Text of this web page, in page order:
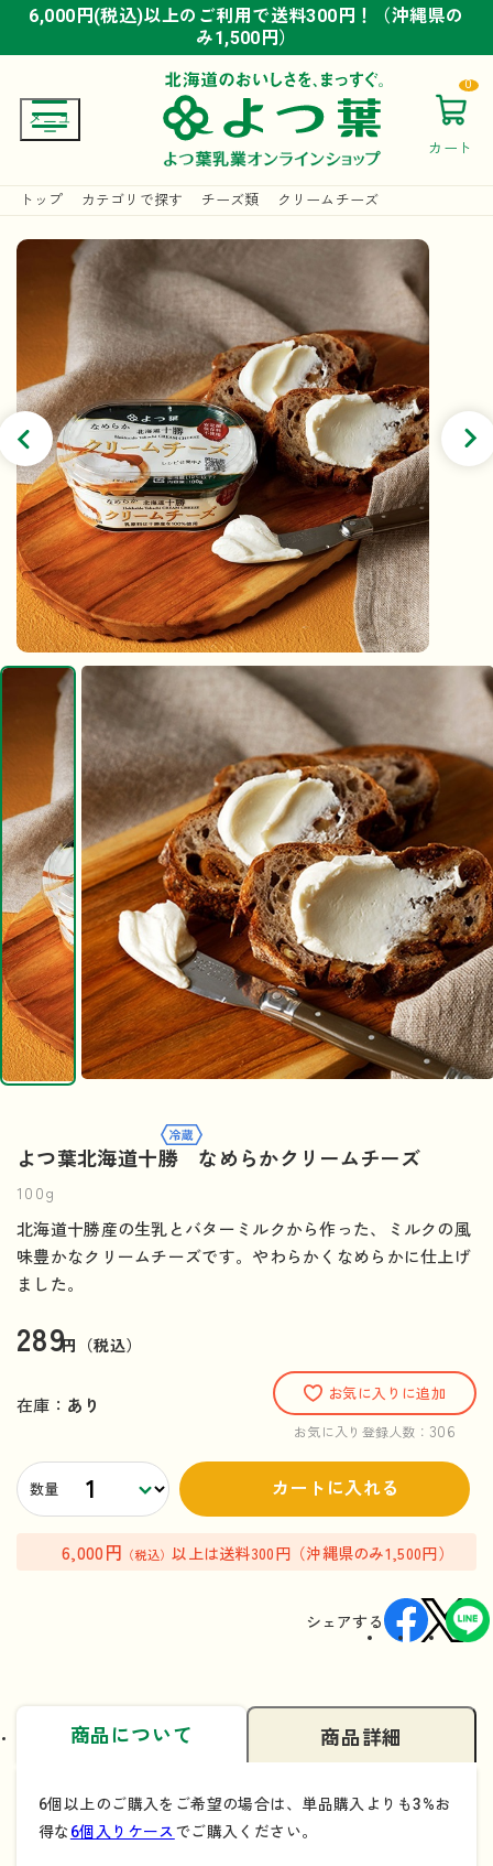
6,000円(税込)以上のご利用で送料300円！（沖縄県の
み1,500円）
6,000円(税込)以上のご利用で送料300円！（沖縄県の
み1,500円）
6,000円(税込)以上のご利用で送料300円！（沖縄県の
み1,500円）
カート
0
トップ カテゴリで探す チーズ類 クリームチーズ
よつ葉北海道十勝 なめらかクリームチーズ
100g
北海道十勝産の生乳とバターミルクから作った、ミルクの風
味豊かなクリームチーズです。やわらかくなめらかに仕上げ
ました。
289円（税込）
在庫： あり
お気に入りに追加
お気に入り登録人数： 306
数量 カートに入れる
6,000円 （税込）以上は送料300円（沖縄県のみ1,500円）
シェアする
商品について 商品詳細
6個以上のご購入をご希望の場合は、単品購入よりも3%お
得な 6個入りケースでご購入ください。